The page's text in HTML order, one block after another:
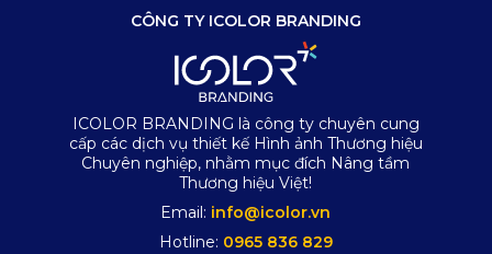
CÔNG TY ICOLOR BRANDING
ICOLOR BRANDING là công ty chuyên cung
cấp các dịch vụ thiết kế Hình ảnh Thương hiệu
Chuyên nghiệp, nhằm mục đích Nâng tầm
Thương hiệu Việt!
Email: info@icolor.vn
Hotline: 0965 836 829